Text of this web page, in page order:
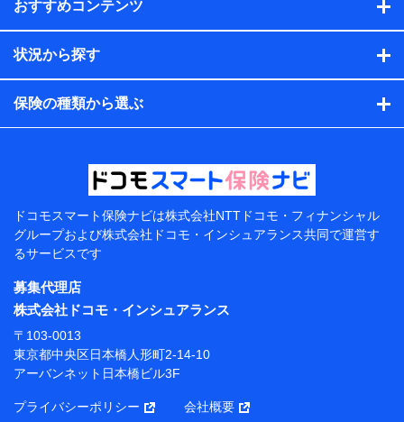
保険契約情報
当社または株式会社NTTドコモ・フィナンシャルグルー
プが取得し、又は保有する保険契約に関する情報。例と
して、保険契約者及び被保険者の氏名、住所、生年月
日、性別、保険契約者と被保険者の関係、保険加入の目
的、保険商品の内容、保険料、保険料のお支払方法、車
のメーカーや走行距離などの情報、建物の構造や築年数
などの情報、ペットの種類や年齢などの情報などが含ま
提供当事者から受領当事者が個人データを取得する方法
電子的・電磁的方法等
【共同して利用する者の範囲】
当社
株式会社NTTドコモ・フィナンシャルグループ
【利用目的】
当社または株式会社NTTドコモ・フィナンシャルグルー
プが提供する保険関連サービスにおけるユーザー登録受
付および管理のため
当社または株式会社NTTドコモ・フィナンシャルグルー
携会社の保険その他に関する情報を提供するため、また
おすすめコンテンツ
状況から探す
保険の種類から選ぶ
ドコモスマート保険ナビは株式会社NTTドコモ・フィナンシャル
グループおよび株式会社ドコモ・インシュアランス共同で運営す
るサービスです
募集代理店
株式会社ドコモ・インシュアランス
〒103-0013
東京都中央区日本橋人形町2-14-10
アーバンネット日本橋ビル3F
プライバシーポリシー 会社概要